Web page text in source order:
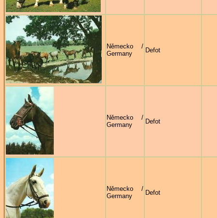
Německo /
Germany
Defot
Německo /
Germany
Defot
Německo /
Germany
Defot